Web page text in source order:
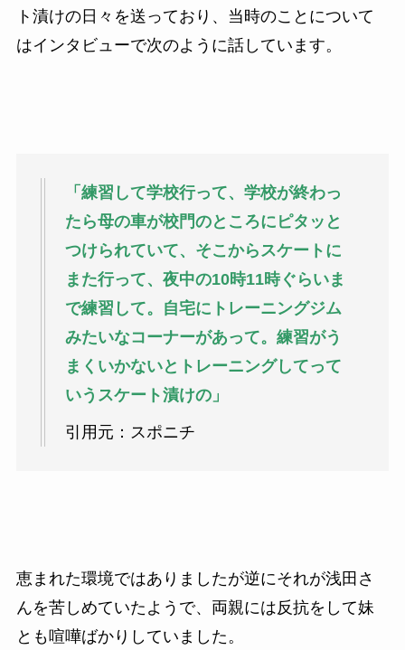
ト漬けの日々を送っており、当時のことについて
はインタビューで次のように話しています。
「練習して学校行って、学校が終わっ
たら母の車が校門のところにピタッと
つけられていて、そこからスケートに
また行って、夜中の10時11時ぐらいま
で練習して。自宅にトレーニングジム
みたいなコーナーがあって。練習がう
まくいかないとトレーニングしてって
いうスケート漬けの」
引用元：スポニチ
恵まれた環境ではありましたが逆にそれが浅田さ
んを苦しめていたようで、両親には反抗をして妹
とも喧嘩ばかりしていました。